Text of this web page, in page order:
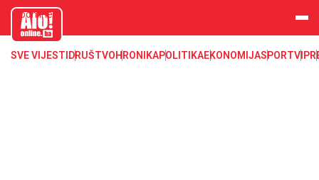
aloonline.b
SVE VIJESTI DRUŠTVOHRONIKAPOLITIKAEKONOMIJASPORTVIP